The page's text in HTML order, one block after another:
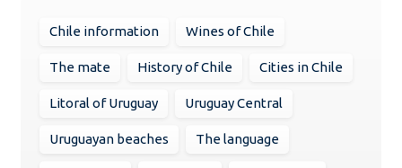
Chile information Wines of Chile
The mate History of Chile Cities in Chile
Litoral of Uruguay Uruguay Central
Uruguayan beaches The language